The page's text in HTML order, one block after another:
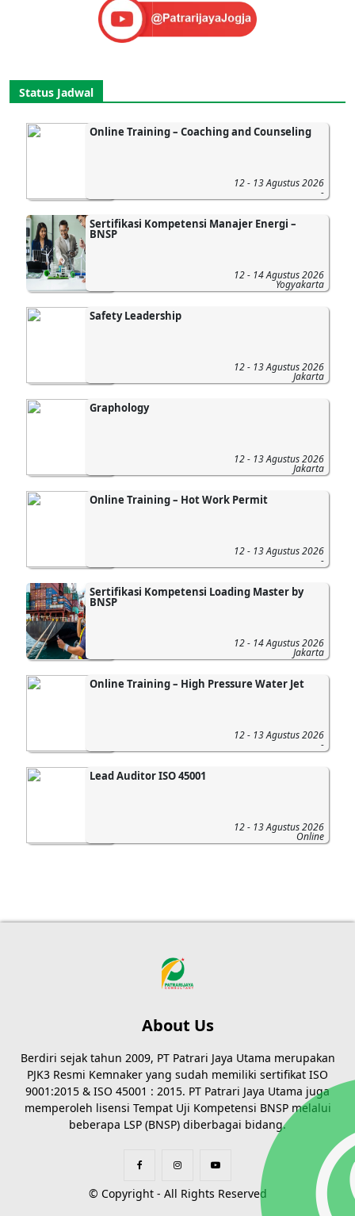
Status Jadwal
Online Training – Coaching and Counseling
12 - 13 Agustus 2026
-
Sertifikasi Kompetensi Manajer Energi –
BNSP
12 - 14 Agustus 2026
Yogyakarta
Safety Leadership
12 - 13 Agustus 2026
Jakarta
Graphology
12 - 13 Agustus 2026
Jakarta
Online Training – Hot Work Permit
12 - 13 Agustus 2026
-
Sertifikasi Kompetensi Loading Master by
BNSP
12 - 14 Agustus 2026
Jakarta
Online Training – High Pressure Water Jet
12 - 13 Agustus 2026
-
Lead Auditor ISO 45001
12 - 13 Agustus 2026
Online
About Us
Berdiri sejak tahun 2009, PT Patrari Jaya Utama merupakan
PJK3 Resmi Kemnaker yang sudah memiliki sertifikat ISO
9001:2015 & ISO 45001 : 2015. PT Patrari Jaya Utama juga
memperoleh lisensi Tempat Uji Kompetensi BNSP melalui
beberapa LSP (BNSP) diberbagai bidang.
© Copyright - All Rights Reserved